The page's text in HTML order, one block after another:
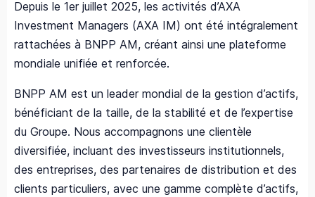
Depuis le 1er juillet 2025, les activités d’AXA
Investment Managers (AXA IM) ont été intégralement
rattachées à BNPP AM, créant ainsi une plateforme
mondiale unifiée et renforcée.
BNPP AM est un leader mondial de la gestion d’actifs,
bénéficiant de la taille, de la stabilité et de l’expertise
du Groupe. Nous accompagnons une clientèle
diversifiée, incluant des investisseurs institutionnels,
des entreprises, des partenaires de distribution et des
clients particuliers, avec une gamme complète d’actifs,